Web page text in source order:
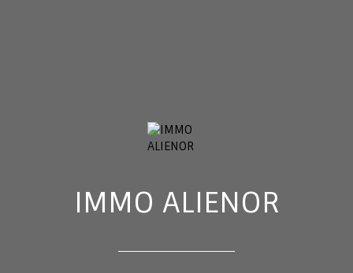
IMMO ALIENOR